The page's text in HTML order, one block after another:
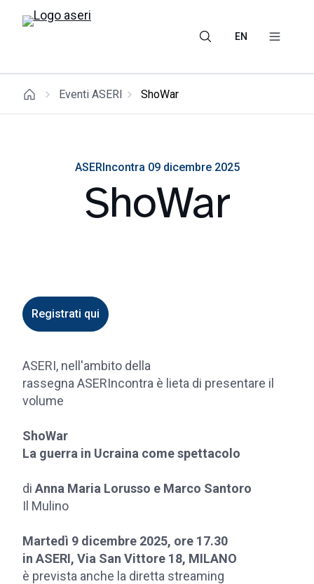
EN
Eventi ASERI ShoWar
ASERIncontra 09 dicembre 2025
ShoWar
Registrati qui
ASERI, nell'ambito della
rassegna ASERIncontra è lieta di presentare il
volume
ShoWar
La guerra in Ucraina come spettacolo
di Anna Maria Lorusso e Marco Santoro
Il Mulino
Martedì 9 dicembre 2025, ore 17.30
in ASERI, Via San Vittore 18, MILANO
è prevista anche la diretta streaming